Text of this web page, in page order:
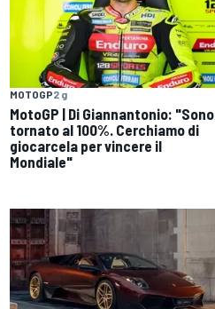
MOTOGP2 g
MotoGP | Di Giannantonio: "Sono
tornato al 100%. Cerchiamo di
giocarcela per vincere il
Mondiale"